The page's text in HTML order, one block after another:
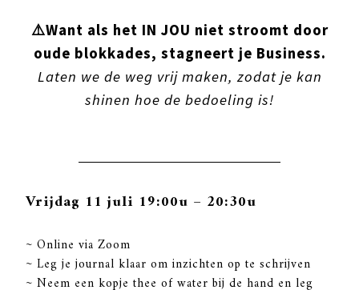
⚠️Want als het IN JOU niet stroomt door
oude blokkades, stagneert je Business.
Laten we de weg vrij maken, zodat je kan
shinen hoe de bedoeling is!
Vrijdag 11 juli 19:00u – 20:30u
~ Online via Zoom
~ Leg je journal klaar om inzichten op te schrijven
~ Neem een kopje thee of water bij de hand en leg